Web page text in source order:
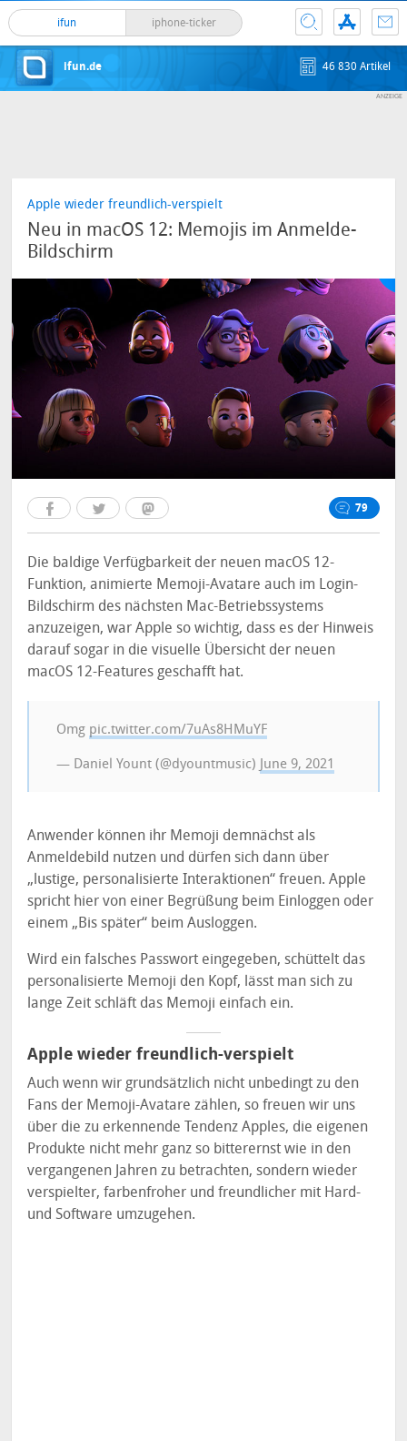
ifun iphone-ticker
ifun.de 46 830 Artikel
Apple wieder freundlich-verspielt
Neu in macOS 12: Memojis im Anmelde-
Bildschirm
79
Die baldige Verfügbarkeit der neuen macOS 12-
Funktion, animierte Memoji-Avatare auch im Login-
Bildschirm des nächsten Mac-Betriebssystems
anzuzeigen, war Apple so wichtig, dass es der Hinweis
darauf sogar in die visuelle Übersicht der neuen
macOS 12-Features geschafft hat.
Omg pic.twitter.com/7uAs8HMuYF
— Daniel Yount (@dyountmusic) June 9, 2021
Anwender können ihr Memoji demnächst als
Anmeldebild nutzen und dürfen sich dann über
„lustige, personalisierte Interaktionen“ freuen. Apple
spricht hier von einer Begrüßung beim Einloggen oder
einem „Bis später“ beim Ausloggen.
Wird ein falsches Passwort eingegeben, schüttelt das
personalisierte Memoji den Kopf, lässt man sich zu
lange Zeit schläft das Memoji einfach ein.
Apple wieder freundlich-verspielt
Auch wenn wir grundsätzlich nicht unbedingt zu den
Fans der Memoji-Avatare zählen, so freuen wir uns
über die zu erkennende Tendenz Apples, die eigenen
Produkte nicht mehr ganz so bitterernst wie in den
vergangenen Jahren zu betrachten, sondern wieder
verspielter, farbenfroher und freundlicher mit Hard-
und Software umzugehen.